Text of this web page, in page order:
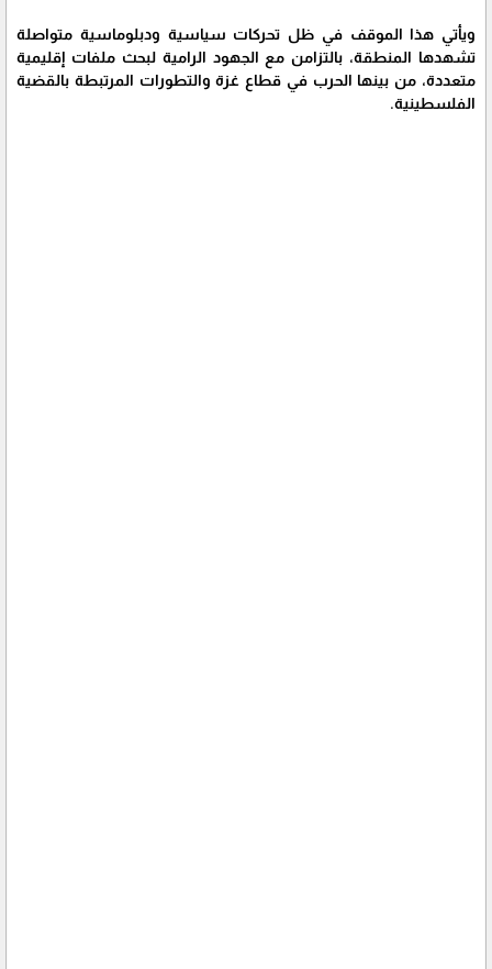
ويأتي هذا الموقف في ظل تحركات سياسية ودبلوماسية متواصلة
تشهدها المنطقة، بالتزامن مع الجهود الرامية لبحث ملفات إقليمية
متعددة، من بينها الحرب في قطاع غزة والتطورات المرتبطة بالقضية
الفلسطينية.